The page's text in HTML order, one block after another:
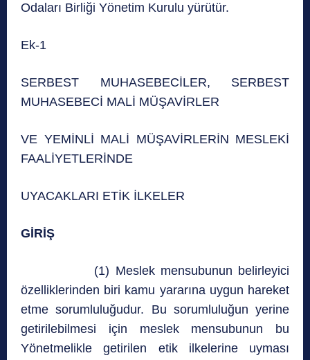
Odaları Birliği Yönetim Kurulu yürütür.
Ek-1
SERBEST MUHASEBECİLER, SERBEST
MUHASEBECİ MALİ MÜŞAVİRLER
VE YEMİNLİ MALİ MÜŞAVİRLERİN MESLEKİ
FAALİYETLERİNDE
UYACAKLARI ETİK İLKELER
GİRİŞ
(1) Meslek mensubunun belirleyici
özelliklerinden biri kamu yararına uygun hareket
etme sorumluluğudur. Bu sorumluluğun yerine
getirilebilmesi için meslek mensubunun bu
Yönetmelikle getirilen etik ilkelerine uyması